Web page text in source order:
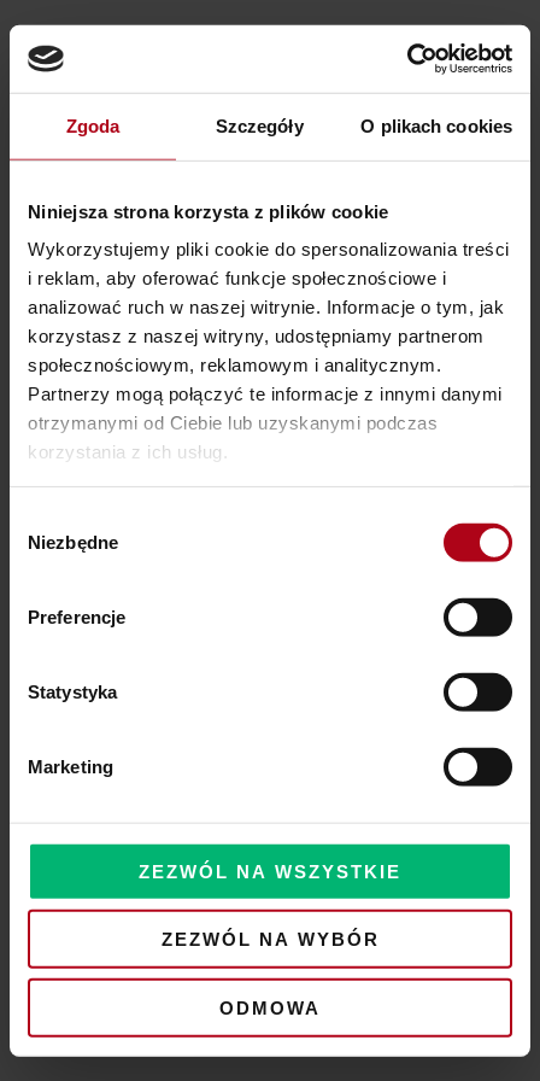
Zgoda Szczegóły O plikach cookies
Niniejsza strona korzysta z plików cookie
Wykorzystujemy pliki cookie do spersonalizowania treści
i reklam, aby oferować funkcje społecznościowe i
analizować ruch w naszej witrynie. Informacje o tym, jak
korzystasz z naszej witryny, udostępniamy partnerom
społecznościowym, reklamowym i analitycznym.
Partnerzy mogą połączyć te informacje z innymi danymi
otrzymanymi od Ciebie lub uzyskanymi podczas
korzystania z ich usług.
zgody
Niezbędne
Preferencje
Statystyka
Marketing
ZEZWÓL NA WSZYSTKIE
ZEZWÓL NA WYBÓR
ODMOWA